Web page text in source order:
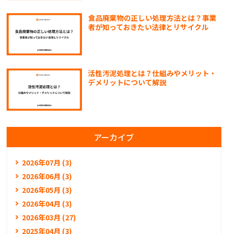
食品廃棄物の正しい処理方法とは？事業
者が知っておきたい法律とリサイクル
活性汚泥処理とは？仕組みやメリット・
デメリットについて解説
アーカイブ
2026年07月 (3)
2026年06月 (3)
2026年05月 (3)
2026年04月 (3)
2026年03月 (27)
2025年04月 (3)